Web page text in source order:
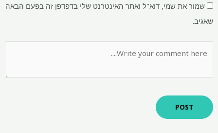
שמור את שמי, דוא"ל ואתר האינטרנט שלי בדפדפן זה בפעם הבאה
שאגיב.